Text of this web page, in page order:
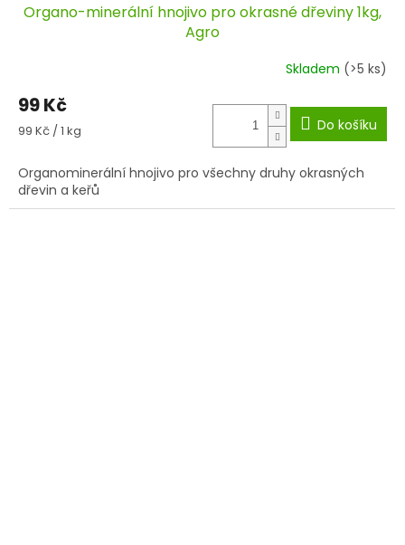
Organo-minerální hnojivo pro okrasné dřeviny 1kg,
Agro
Skladem (>5 ks)
99 Kč
Měrná
99 Kč / 1 kg Do košíku
Organominerální hnojivo pro všechny druhy okrasných
dřevin a keřů